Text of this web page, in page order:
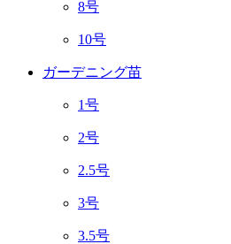
8号
10号
ガーデニング苗
1号
2号
2.5号
3号
3.5号